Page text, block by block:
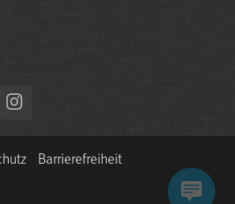
Barrierefreiheit